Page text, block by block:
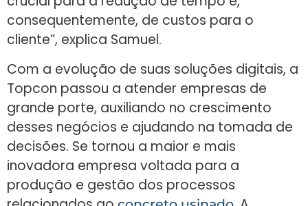
consequentemente, de custos para o
cliente”, explica Samuel.
Com a evolução de suas soluções digitais, a
Topcon passou a atender empresas de
grande porte, auxiliando no crescimento
desses negócios e ajudando na tomada de
decisões. Se tornou a maior e mais
inovadora empresa voltada para a
produção e gestão dos processos